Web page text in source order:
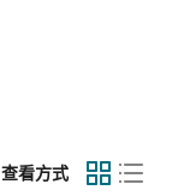
查看方式